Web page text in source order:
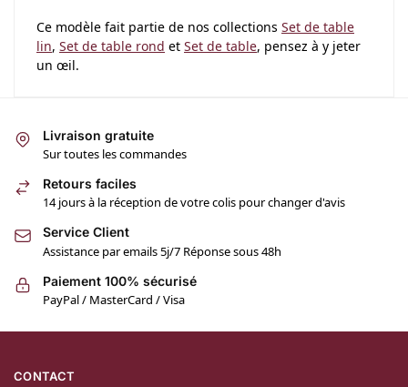
Ce modèle fait partie de nos collections Set de table
lin, Set de table rond et Set de table, pensez à y jeter
un œil.
Livraison gratuite
Sur toutes les commandes
Retours faciles
14 jours à la réception de votre colis pour changer d'avis
Service Client
Assistance par emails 5j/7 Réponse sous 48h
Paiement 100% sécurisé
PayPal / MasterCard / Visa
CONTACT